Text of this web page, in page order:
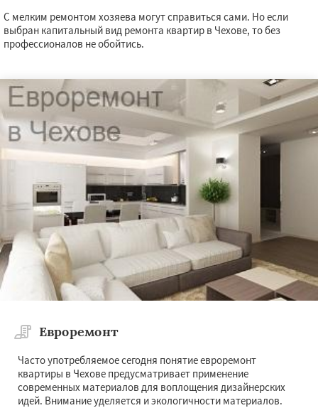
С мелким ремонтом хозяева могут справиться сами. Но если
выбран капитальный вид ремонта квартир в Чехове, то без
профессионалов не обойтись.
Евроремонт
Часто употребляемое сегодня понятие евроремонт
квартиры в Чехове предусматривает применение
современных материалов для воплощения дизайнерских
идей. Внимание уделяется и экологичности материалов.